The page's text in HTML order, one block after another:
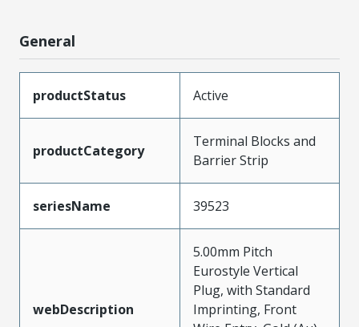
General
productStatus Active
productCategory
Terminal Blocks and
Barrier Strip
seriesName 39523
webDescription
5.00mm Pitch
Eurostyle Vertical
Plug, with Standard
Imprinting, Front